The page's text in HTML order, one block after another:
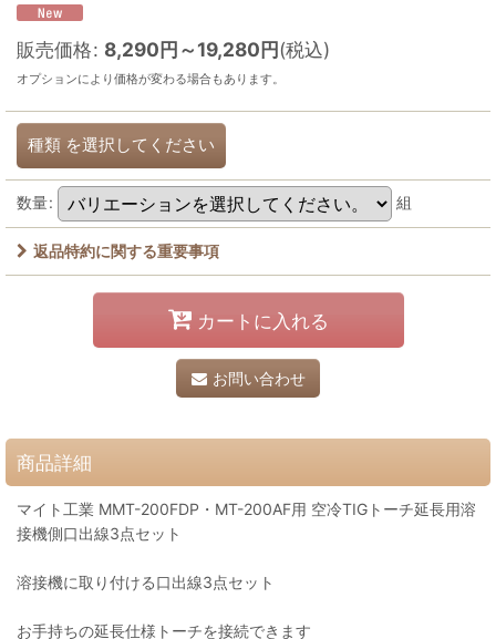
販売価格: 8,290円～19,280円(税込)
オプションにより価格が変わる場合もあります。
種類 を選択してください
数量: 組
返品特約に関する重要事項
カートに入れる
お問い合わせ
商品詳細
マイト工業 MMT-200FDP・MT-200AF用 空冷TIGトーチ延長用溶
接機側口出線3点セット
溶接機に取り付ける口出線3点セット
お手持ちの延長仕様トーチを接続できます